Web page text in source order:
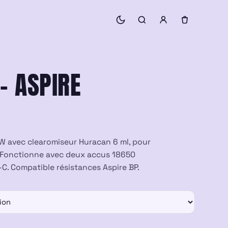
ASPIRE
avec clearomiseur Huracan 6 ml, pour
avec deux accus 18650
Compatible résistances Aspire BP.